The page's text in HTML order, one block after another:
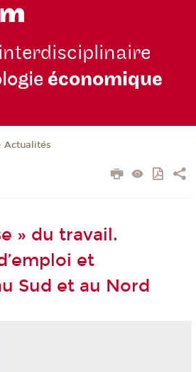
économique
Actualités
» du travail.
et
Sud et au Nord